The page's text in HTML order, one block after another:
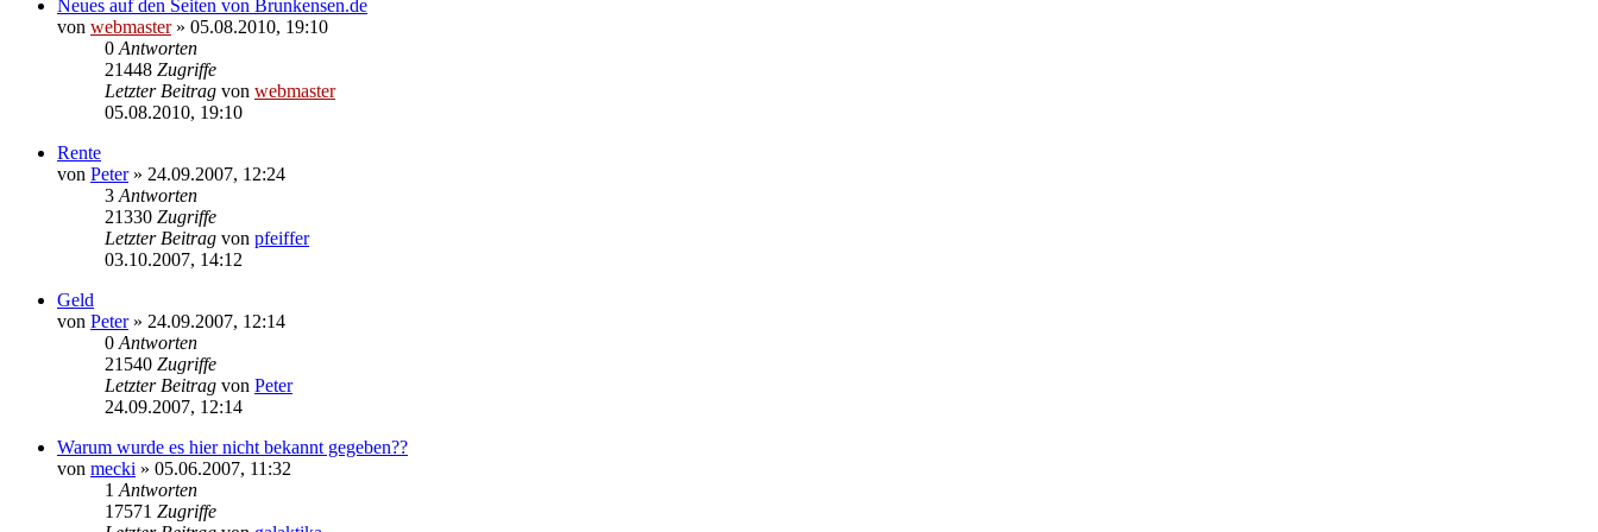
Neues auf den Seiten von Brunkensen.de
von webmaster» 05.08.2010, 19:10
0 Antworten
21448 Zugriffe
Letzter Beitrag von webmaster
05.08.2010, 19:10
Rente
von Peter» 24.09.2007, 12:24
3 Antworten
21330 Zugriffe
Letzter Beitrag von pfeiffer
03.10.2007, 14:12
Geld
von Peter» 24.09.2007, 12:14
0 Antworten
21540 Zugriffe
Letzter Beitrag von Peter
24.09.2007, 12:14
Warum wurde es hier nicht bekannt gegeben??
von mecki » 05.06.2007, 11:32
1 Antworten
17571 Zugriffe